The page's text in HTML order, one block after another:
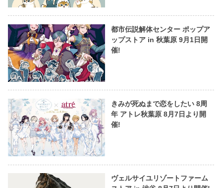
都市伝説解体センター ポップア
ップストア in 秋葉原 9月1日開
催!
きみが死ぬまで恋をしたい 8周
年 アトレ秋葉原 8月7日より開
催!
ヴェルサイユリゾートファーム